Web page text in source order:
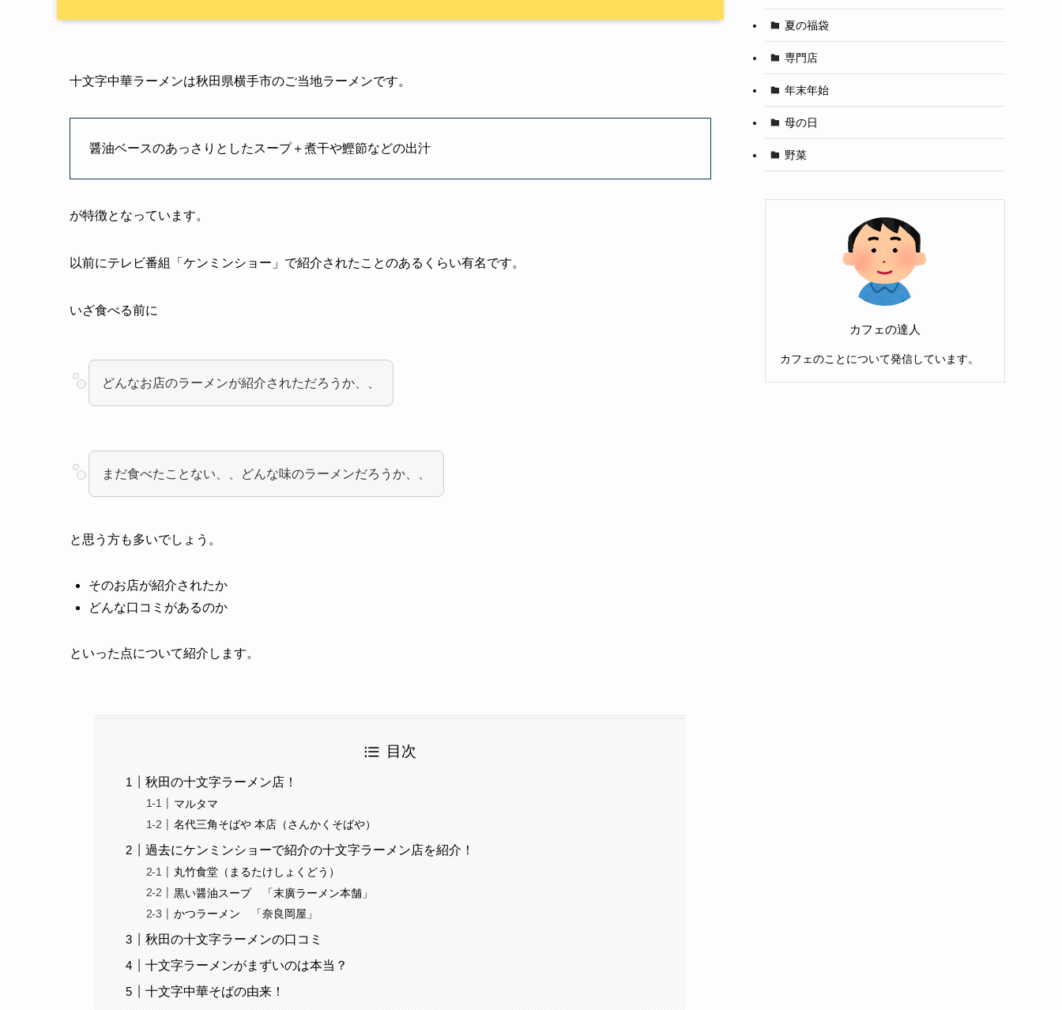
十文字中華ラーメンは秋田県横手市のご当地ラーメンです。
醤油ベースのあっさりとしたスープ＋煮干や鰹節などの出汁
が特徴となっています。
以前にテレビ番組「ケンミンショー」で紹介されたことのあるくらい有名です。
いざ食べる前に
どんなお店のラーメンが紹介されただろうか、、
まだ食べたことない、、どんな味のラーメンだろうか、、
と思う方も多いでしょう。
そのお店が紹介されたか
どんな口コミがあるのか
といった点について紹介します。
目次
秋田の十文字ラーメン店！
マルタマ
名代三角そばや 本店（さんかくそばや）
過去にケンミンショーで紹介の十文字ラーメン店を紹介！
丸竹食堂（まるたけしょくどう）
黒い醤油スープ 「末廣ラーメン本舗」
かつラーメン 「奈良岡屋」
秋田の十文字ラーメンの口コミ
十文字ラーメンがまずいのは本当？
十文字中華そばの由来！
夏の福袋
専門店
年末年始
母の日
野菜
カフェの達人
カフェのことについて発信しています。